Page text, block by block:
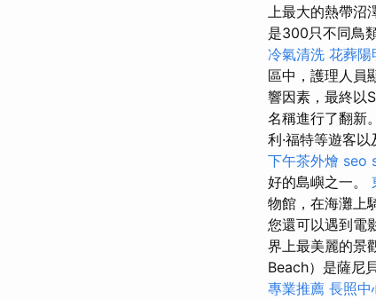
上最大的熱帶沼
是300只不同鳥
冷氣清洗 花葬陽
區中，護理人員
響因素，最終以
名稱進行了翻新。
利·福特等遊客
下午茶外燴 seo
好的島嶼之一。
物館，在海灘上
您還可以遇到電
界上最美麗的景
Beach）是薩尼
專業推薦 長照中